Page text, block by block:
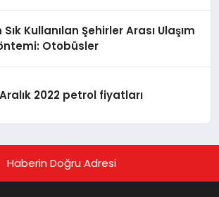
Sık Kullanılan Şehirler Arası Ulaşım
Otobüsler
2022 petrol fiyatları
Haberin Doğru Adresi